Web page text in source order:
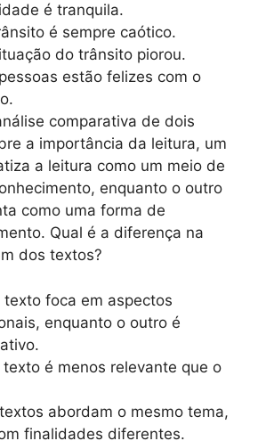
é tranquila.
é sempre caótico.
do trânsito piorou.
estão felizes com o
comparativa de dois
a importância da leitura, um
a leitura como um meio de
enquanto o outro
como uma forma de
Qual é a diferença na
dos textos?
texto foca em aspectos
enquanto o outro é
texto é menos relevante que o
abordam o mesmo tema,
finalidades diferentes.